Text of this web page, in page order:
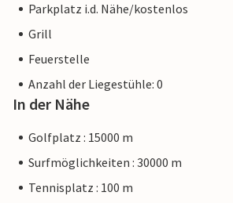
Parkplatz i.d. Nähe/kostenlos
Grill
Feuerstelle
Anzahl der Liegestühle: 0
In der Nähe
Golfplatz : 15000 m
Surfmöglichkeiten : 30000 m
Tennisplatz : 100 m